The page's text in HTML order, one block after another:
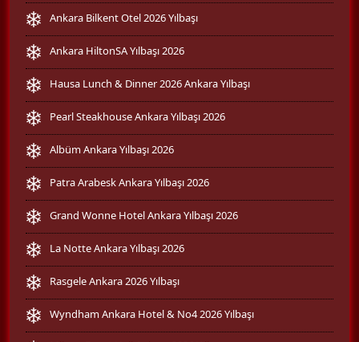
Ankara Bilkent Otel 2026 Yılbaşı
Ankara HiltonSA Yılbaşı 2026
Hausa Lunch & Dinner 2026 Ankara Yılbaşı
Pearl Steakhouse Ankara Yılbaşı 2026
Albüm Ankara Yılbaşı 2026
Patra Arabesk Ankara Yılbaşı 2026
Grand Wonne Hotel Ankara Yılbaşı 2026
La Notte Ankara Yılbaşı 2026
Rasgele Ankara 2026 Yılbaşı
Wyndham Ankara Hotel & No4 2026 Yılbaşı